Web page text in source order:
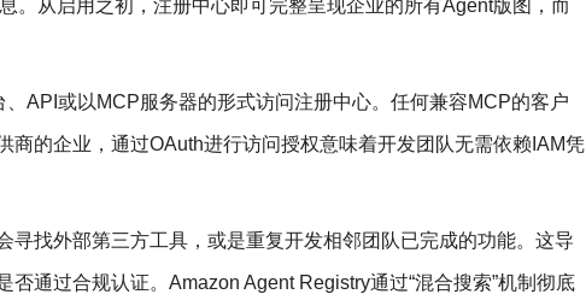
。从启用之初，注册中心即可完整呈现企业的所有Agent版图，而
API或以MCP服务器的形式访问注册中心。任何兼容MCP的客户
商的企业，通过OAuth进行访问授权意味着开发团队无需依赖IAM凭
寻找外部第三方工具，或是重复开发相邻团队已完成的功能。这导
通过合规认证。Amazon Agent Registry通过“混合搜索”机制彻底